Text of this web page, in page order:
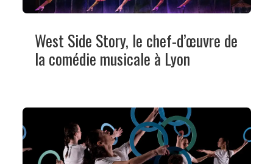
West Side Story, le chef-d’œuvre de
la comédie musicale à Lyon